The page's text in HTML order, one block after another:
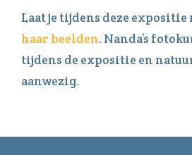
Laat je tijdens deze expositie
haar beelden. Nanda’s
tijdens de expositie en
aanwezig.